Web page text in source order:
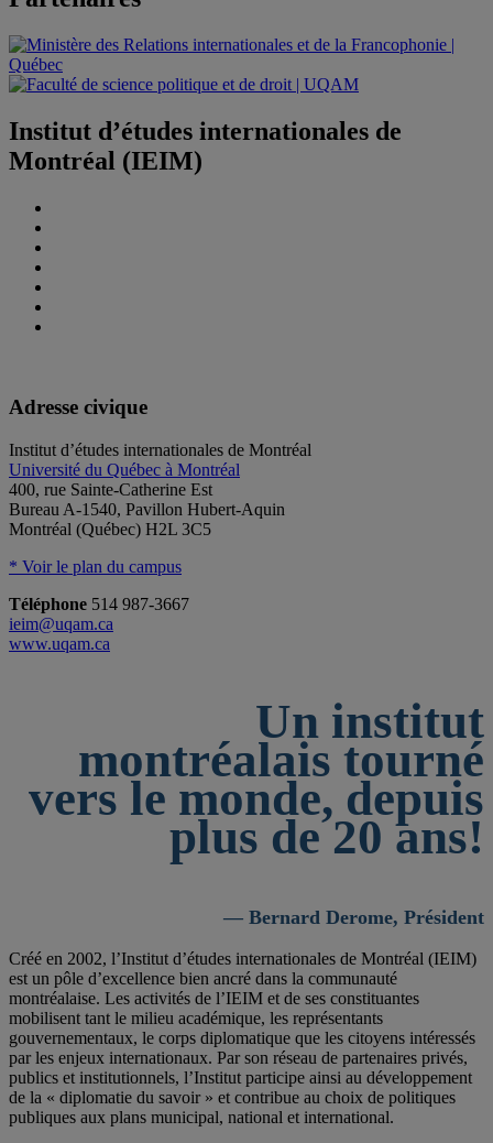
Institut d’études internationales de
Montréal (IEIM)
Adresse civique
Institut d’études internationales de Montréal
Université du Québec à Montréal
400, rue Sainte-Catherine Est
Bureau A-1540, Pavillon Hubert-Aquin
Montréal (Québec) H2L 3C5
* Voir le plan du campus
Téléphone 514 987-3667
ieim@uqam.ca
www.uqam.ca
Un institut
montréalais tourné
vers le monde, depuis
plus de 20 ans!
— Bernard Derome, Président
Créé en 2002, l’Institut d’études internationales de Montréal (IEIM)
est un pôle d’excellence bien ancré dans la communauté
montréalaise. Les activités de l’IEIM et de ses constituantes
mobilisent tant le milieu académique, les représentants
gouvernementaux, le corps diplomatique que les citoyens intéressés
par les enjeux internationaux. Par son réseau de partenaires privés,
publics et institutionnels, l’Institut participe ainsi au développement
de la « diplomatie du savoir » et contribue au choix de politiques
publiques aux plans municipal, national et international.